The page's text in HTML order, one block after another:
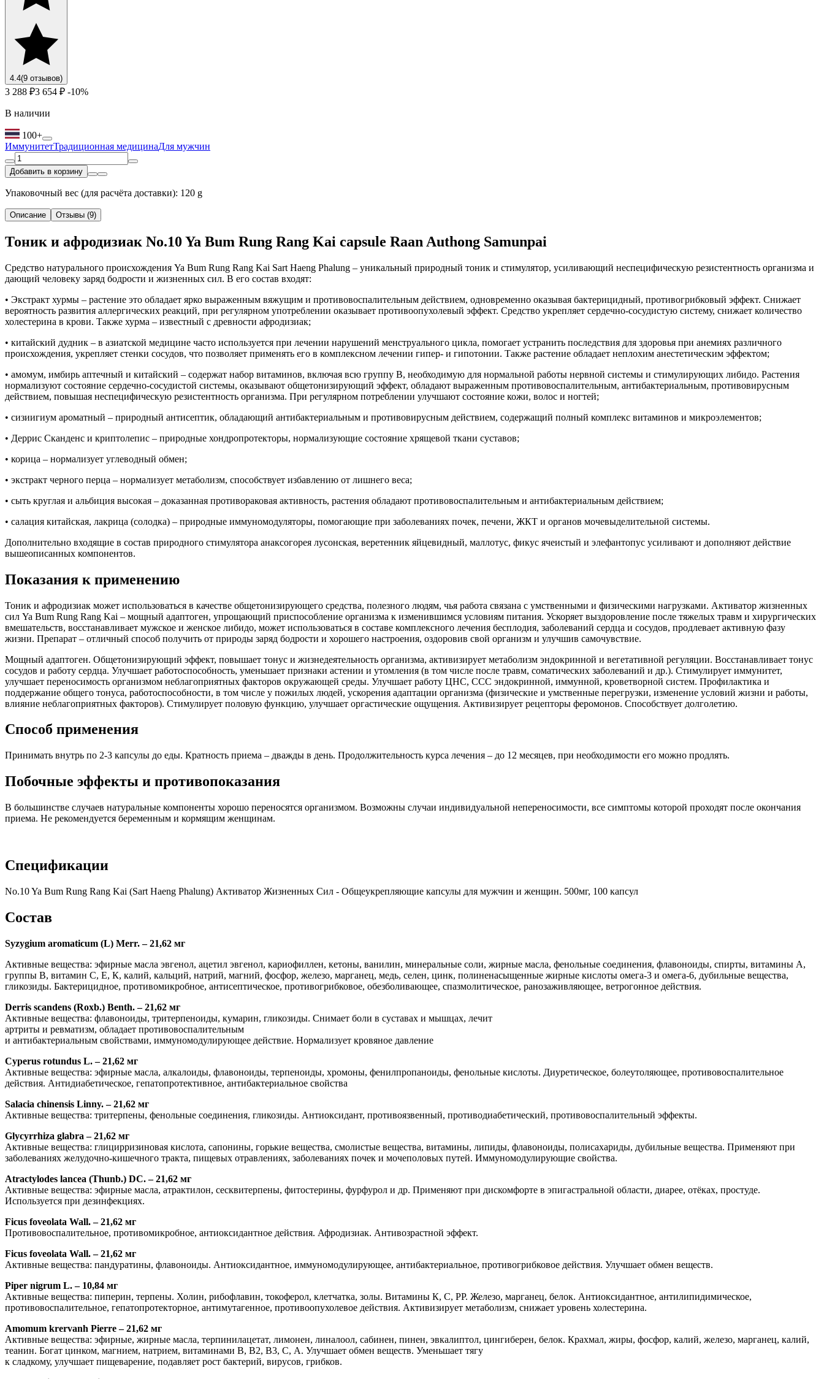
4.4(9 отзывов)
3 288 ₽3 654 ₽ -10%
В наличии
100+
ИммунитетТрадиционная медицинаДля мужчин
Добавить в корзину
Упаковочный вес (для расчёта доставки): 120 g
Описание Отзывы (9)
Тоник и афродизиак No.10 Ya Bum Rung Rang Kai capsule Raan Authong Samunpai
Средство натурального происхождения Ya Bum Rung Rang Kai Sart Haeng Phalung – уникальный природный тоник и стимулятор, усиливающий неспецифическую резистентность организма и
дающий человеку заряд бодрости и жизненных сил. В его состав входят:
• Экстракт хурмы – растение это обладает ярко выраженным вяжущим и противовоспалительным действием, одновременно оказывая бактерицидный, противогрибковый эффект. Снижает
вероятность развития аллергических реакций, при регулярном употреблении оказывает противоопухолевый эффект. Средство укрепляет сердечно-сосудистую систему, снижает количество
холестерина в крови. Также хурма – известный с древности афродизиак;
• китайский дудник – в азиатской медицине часто используется при лечении нарушений менструального цикла, помогает устранить последствия для здоровья при анемиях различного
происхождения, укрепляет стенки сосудов, что позволяет применять его в комплексном лечении гипер- и гипотонии. Также растение обладает неплохим анестетическим эффектом;
• амомум, имбирь аптечный и китайский – содержат набор витаминов, включая всю группу В, необходимую для нормальной работы нервной системы и стимулирующих либидо. Растения
нормализуют состояние сердечно-сосудистой системы, оказывают общетонизирующий эффект, обладают выраженным противовоспалительным, антибактериальным, противовирусным
действием, повышая неспецифическую резистентность организма. При регулярном потреблении улучшают состояние кожи, волос и ногтей;
• сизиигиум ароматный – природный антисептик, обладающий антибактериальным и противовирусным действием, содержащий полный комплекс витаминов и микроэлементов;
• Деррис Сканденс и криптолепис – природные хондропротекторы, нормализующие состояние хрящевой ткани суставов;
• корица – нормализует углеводный обмен;
• экстракт черного перца – нормализует метаболизм, способствует избавлению от лишнего веса;
• сыть круглая и альбиция высокая – доказанная противораковая активность, растения обладают противовоспалительным и антибактериальным действием;
• салация китайская, лакрица (солодка) – природные иммуномодуляторы, помогающие при заболеваниях почек, печени, ЖКТ и органов мочевыделительной системы.
Дополнительно входящие в состав природного стимулятора анаксогорея лусонская, веретенник яйцевидный, маллотус, фикус ячеистый и элефантопус усиливают и дополняют действие
вышеописанных компонентов.
Показания к применению
Тоник и афродизиак может использоваться в качестве общетонизирующего средства, полезного людям, чья работа связана с умственными и физическими нагрузками. Активатор жизненных
сил Ya Bum Rung Rang Kai – мощный адаптоген, упрощающий приспособление организма к изменившимся условиям питания. Ускоряет выздоровление после тяжелых травм и хирургических
вмешательств, восстанавливает мужское и женское либидо, может использоваться в составе комплексного лечения бесплодия, заболеваний сердца и сосудов, продлевает активную фазу
жизни. Препарат – отличный способ получить от природы заряд бодрости и хорошего настроения, оздоровив свой организм и улучшив самочувствие.
Мощный адаптоген. Общетонизирующий эффект, повышает тонус и жизнедеятельность организма, активизирует метаболизм эндокринной и вегетативной регуляции. Восстанавливает тонус
сосудов и работу сердца. Улучшает работоспособность, уменьшает признаки астении и утомления (в том числе после травм, соматических заболеваний и др.). Стимулирует иммунитет,
улучшает переносимость организмом неблагоприятных факторов окружающей среды. Улучшает работу ЦНС, ССС эндокринной, иммунной, кроветворной систем. Профилактика и
поддержание общего тонуса, работоспособности, в том числе у пожилых людей, ускорения адаптации организма (физические и умственные перегрузки, изменение условий жизни и работы,
влияние неблагоприятных факторов). Стимулирует половую функцию, улучшает оргастические ощущения. Активизирует рецепторы феромонов. Способствует долголетию.
Способ применения
Принимать внутрь по 2-3 капсулы до еды. Кратность приема – дважды в день. Продолжительность курса лечения – до 12 месяцев, при необходимости его можно продлять.
Побочные эффекты и противопоказания
В большинстве случаев натуральные компоненты хорошо переносятся организмом. Возможны случаи индивидуальной непереносимости, все симптомы которой проходят после окончания
приема. Не рекомендуется беременным и кормящим женщинам.
Спецификации
No.10 Ya Bum Rung Rang Kai (Sart Haeng Phalung) Активатор Жизненных Сил - Общеукрепляющие капсулы для мужчин и женщин. 500мг, 100 капсул
Состав
Syzygium aromaticum (L) Merr. – 21,62 мг
Активные вещества: эфирные масла эвгенол, ацетил эвгенол, кариофиллен, кетоны, ванилин, минеральные соли, жирные масла, фенольные соединения, флавоноиды, спирты, витамины А,
группы В, витамин С, Е, К, калий, кальций, натрий, магний, фосфор, железо, марганец, медь, селен, цинк, полиненасыщенные жирные кислоты омега-3 и омега-6, дубильные вещества,
гликозиды. Бактерицидное, противомикробное, антисептическое, противогрибковое, обезболивающее, спазмолитическое, ранозаживляющее, ветрогонное действия.
Derris scandens (Roxb.) Benth. – 21,62 мг
Активные вещества: флавоноиды, тритерпеноиды, кумарин, гликозиды. Снимает боли в суставах и мышцах, лечит
артриты и ревматизм, обладает противовоспалительным
и антибактериальным свойствами, иммуномодулирующее действие. Нормализует кровяное давление
Cyperus rotundus L. – 21,62 мг
Активные вещества: эфирные масла, алкалоиды, флавоноиды, терпеноиды, хромоны, фенилпропаноиды, фенольные кислоты. Диуретическое, болеутоляющее, противовоспалительное
действия. Антидиабетическое, гепатопротективное, антибактериальное свойства
Salacia chinensis Linny. – 21,62 мг
Активные вещества: тритерпены, фенольные соединения, гликозиды. Антиоксидант, противоязвенный, противодиабетический, противовоспалительный эффекты.
Glycyrrhiza glabra – 21,62 мг
Активные вещества: глицирризиновая кислота, сапонины, горькие вещества, смолистые вещества, витамины, липиды, флавоноиды, полисахариды, дубильные вещества. Применяют при
заболеваниях желудочно-кишечного тракта, пищевых отравлениях, заболеваниях почек и мочеполовых путей. Иммуномодулирующие свойства.
Atractylodes lancea (Thunb.) DC. – 21,62 мг
Активные вещества: эфирные масла, атрактилон, сесквитерпены, фитостерины, фурфурол и др. Применяют при дискомфорте в эпигастральной области, диарее, отёках, простуде.
Используется при дезинфекциях.
Ficus foveolata Wall. – 21,62 мг
Противовоспалительное, противомикробное, антиоксидантное действия. Афродизиак. Антивозрастной эффект.
Ficus foveolata Wall. – 21,62 мг
Активные вещества: пандуратины, флавоноиды. Антиоксидантное, иммуномодулирующее, антибактериальное, противогрибковое действия. Улучшает обмен веществ.
Piper nigrum L. – 10,84 мг
Активные вещества: пиперин, терпены. Холин, рибофлавин, токоферол, клетчатка, золы. Витамины К, С, РР. Железо, марганец, белок. Антиоксидантное, антилипидимическое,
противовоспалительное, гепатопротекторное, антимутагенное, противоопухолевое действия. Активизирует метаболизм, снижает уровень холестерина.
Amomum krervanh Pierre – 21,62 мг
Активные вещества: эфирные, жирные масла, терпинилацетат, лимонен, линалоол, сабинен, пинен, эвкалиптол, цингиберен, белок. Крахмал, жиры, фосфор, калий, железо, марганец, калий,
теанин. Богат цинком, магнием, натрием, витаминами В, В2, В3, С, А. Улучшает обмен веществ. Уменьшает тягу
к сладкому, улучшает пищеварение, подавляет рост бактерий, вирусов, грибков.